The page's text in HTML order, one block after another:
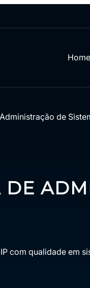
Home
de
DE
com qualidade em